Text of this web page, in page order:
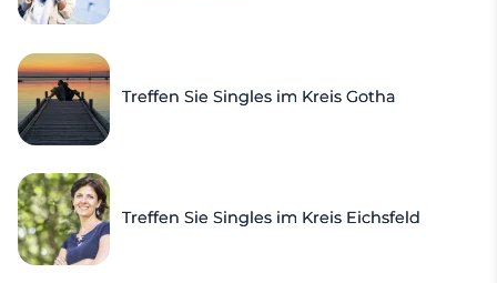
Treffen Sie Singles im Kreis Gotha
Treffen Sie Singles im Kreis Eichsfeld